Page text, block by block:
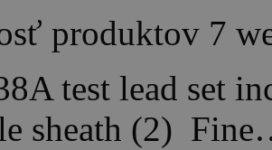
produktov 7
test lead set
sheath (2)